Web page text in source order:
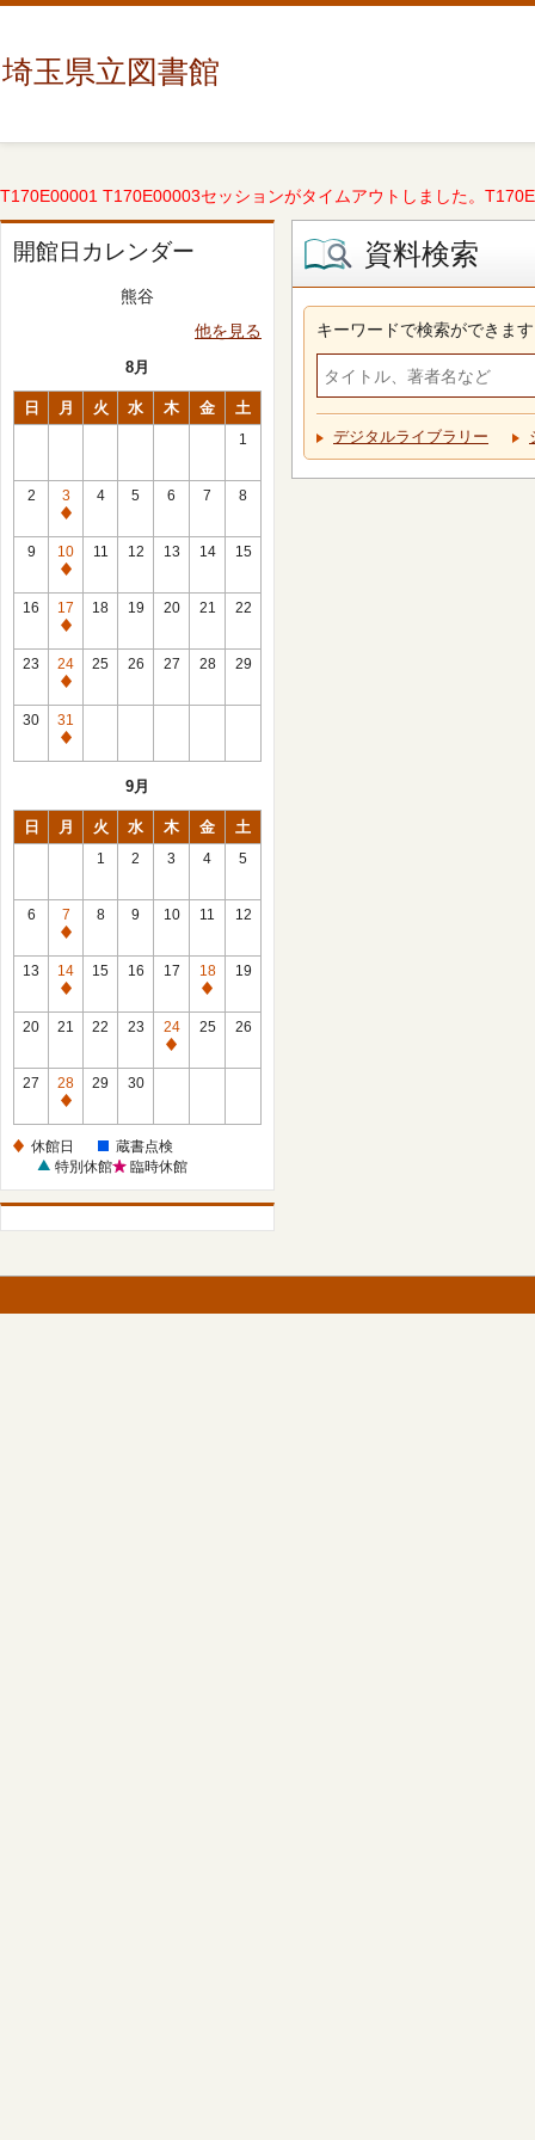
埼玉県立図書館
T170E00001 T170E00003セッションがタイムアウトしました。
開館日カレンダー
熊谷
他を見る
8月
日 月 火 水 木 金 土
1
2
3
休
館
日
4 5 6 7 8
9
10
休
館
日
11 12 13 14 15
16
17
休
館
日
18 19 20 21 22
23
24
休
館
日
25 26 27 28 29
30
31
休
9月
日 月 火 水 木 金 土
1 2 3 4 5
6
7
休
館
日
8 9 10 11 12
13
14
休
館
15 16 17
18
休
館
19
20 21 22 23
24
休
25 26
27
28
休
日
29 30
休館日
蔵書点検
特別休館
臨時休館
資料検索
キーワードで検索ができます
デジタルライブラリー